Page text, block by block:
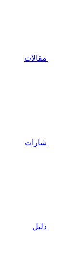
مقالات
شارات
دليل